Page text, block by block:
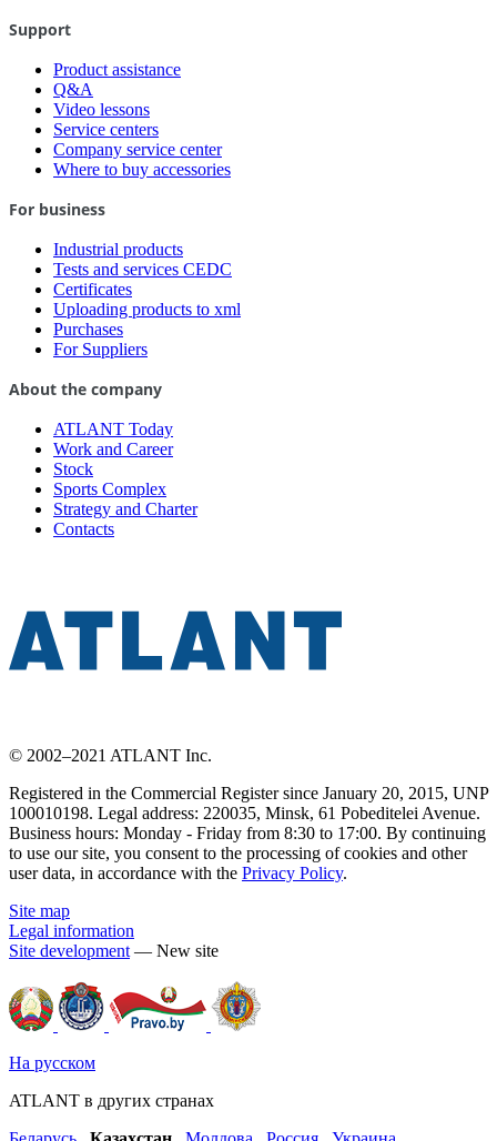
Support
Product assistance
Q&A
Video lessons
Service centers
Company service center
Where to buy accessories
For business
Industrial products
Tests and services CEDC
Certificates
Uploading products to xml
Purchases
For Suppliers
About the company
ATLANT Today
Work and Career
Stock
Sports Complex
Strategy and Charter
Contacts
© 2002–2021 ATLANT Inc.
Registered in the Commercial Register since January 20, 2015, UNP
100010198. Legal address: 220035, Minsk, 61 Pobeditelei Avenue.
Business hours: Monday - Friday from 8:30 to 17:00. By continuing
to use our site, you consent to the processing of cookies and other
user data, in accordance with the Privacy Policy.
Site map
Legal information
Site development — New site
На русском
ATLANT в других странах